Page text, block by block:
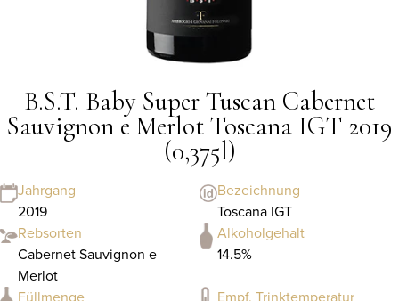
B.S.T. Baby Super Tuscan Cabernet
Sauvignon e Merlot Toscana IGT 2019
(0,375l)
Jahrgang
2019
Bezeichnung
Toscana IGT
Rebsorten
Cabernet Sauvignon e
Merlot
Alkoholgehalt
14.5%